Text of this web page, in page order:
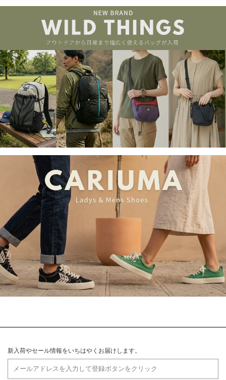
新入荷やセール情報をいちはやくお届けします。